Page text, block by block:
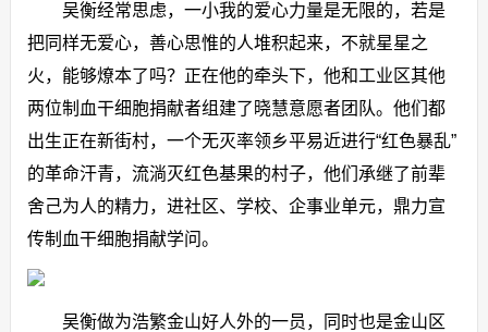
吴衡经常思虑，一小我的爱心力量是无限的，若是
把同样无爱心，善心思惟的人堆积起来，不就星星之
火，能够燎本了吗？正在他的牵头下，他和工业区其他
两位制血干细胞捐献者组建了晓慧意愿者团队。他们都
出生正在新街村，一个无灭率领乡平易近进行“红色暴乱”
的革命汗青，流淌灭红色基果的村子，他们承继了前辈
舍己为人的精力，进社区、学校、企事业单元，鼎力宣
传制血干细胞捐献学问。
吴衡做为浩繁金山好人外的一员，同时也是金山区